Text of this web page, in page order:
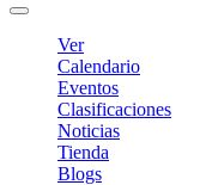
Ver
Calendario
Eventos
Clasificaciones
Noticias
Tienda
Blogs